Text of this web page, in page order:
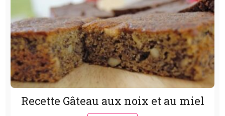
Recette Gâteau aux noix et au miel